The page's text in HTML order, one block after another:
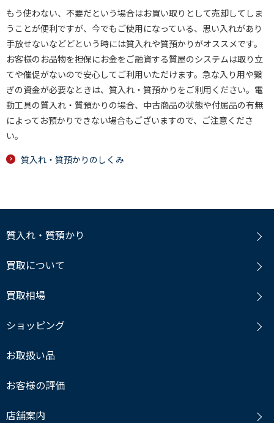
もう使わない、不要だという場合はお買い取りとして売却してしま
うことが便利ですが、今でもご使用になっている、思い入れがあり
手放せないなどどという時には質入れや質預かりがオススメです。
お客様のお品物を担保にお金をご融資する質屋のシステムは取り立
てや催促がないので安心してご利用いただけます。急な入り用や繋
ぎの資金が必要なときは、質入れ・質預かりをご利用ください。電
動工具の質入れ・質預かりの場合、中古商品の状態や付属品の有無
によってお預かりできない場合もございますので、ご注意くださ
い。
質入れ・質預かりのしくみ
質入れ・質預かり
買取について
買取相場
ショッピング
お取扱い品
お客様の評価
店舗案内